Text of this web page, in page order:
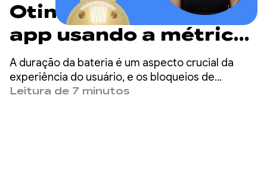
Otimize a bateria do
app usando a métrica
de wake lock do
Android vitals
A duração da bateria é um aspecto crucial da
experiência do usuário, e os bloqueios de
ativação têm um papel importante. Nesta
Leitura de 7 minutos